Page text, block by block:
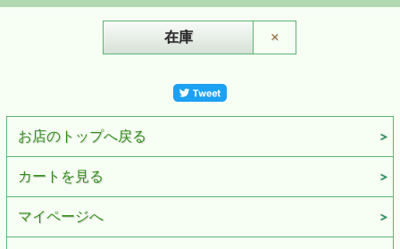
在庫 ×
お店のトップへ戻る
カートを見る
マイページへ